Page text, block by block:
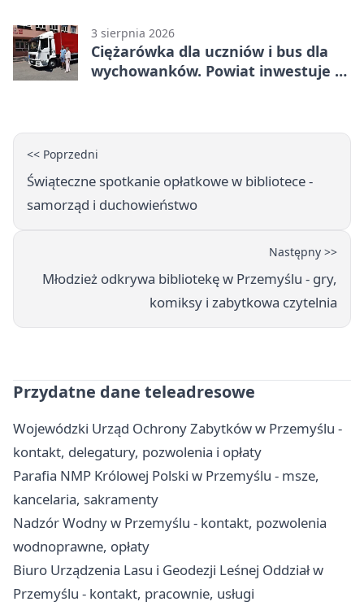
3 sierpnia 2026
Ciężarówka dla uczniów i bus dla
wychowanków. Powiat inwestuje w
<< Poprzedni
Świąteczne spotkanie opłatkowe w bibliotece -
samorząd i duchowieństwo
Następny >>
Młodzież odkrywa bibliotekę w Przemyślu - gry,
komiksy i zabytkowa czytelnia
Przydatne dane teleadresowe
Wojewódzki Urząd Ochrony Zabytków w Przemyślu -
kontakt, delegatury, pozwolenia i opłaty
Parafia NMP Królowej Polski w Przemyślu - msze,
kancelaria, sakramenty
Nadzór Wodny w Przemyślu - kontakt, pozwolenia
wodnoprawne, opłaty
Biuro Urządzenia Lasu i Geodezji Leśnej Oddział w
Przemyślu - kontakt, pracownie, usługi